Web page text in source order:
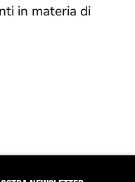
in materia di